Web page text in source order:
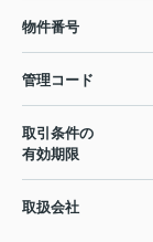
物件番号
管理コード
取引条件の
有効期限
取扱会社